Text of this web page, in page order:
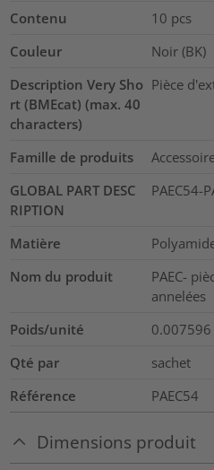
Contenu
10 pcs
Couleur
Noir (BK)
Description Very Sho
rt (BMEcat) (max. 40
characters)
Pièce
Famille de produits
GLOBAL PART DESC
RIPTION
PAEC54-
Matière
Nom du produit
PAEC-
annelées
Poids/unité
0.007596
Qté par
sachet
Référence
PAEC54
Dimensions produit